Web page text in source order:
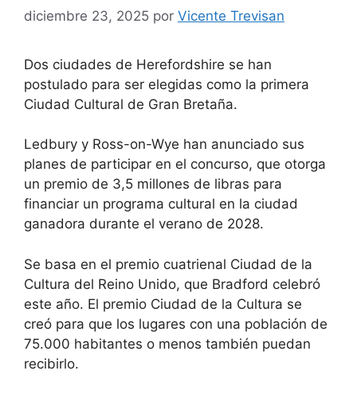
diciembre 23, 2025 por Vicente Trevisan
Dos ciudades de Herefordshire se han
postulado para ser elegidas como la primera
Ciudad Cultural de Gran Bretaña.
Ledbury y Ross-on-Wye han anunciado sus
planes de participar en el concurso, que otorga
un premio de 3,5 millones de libras para
financiar un programa cultural en la ciudad
ganadora durante el verano de 2028.
Se basa en el premio cuatrienal Ciudad de la
Cultura del Reino Unido, que Bradford celebró
este año. El premio Ciudad de la Cultura se
creó para que los lugares con una población de
75.000 habitantes o menos también puedan
recibirlo.